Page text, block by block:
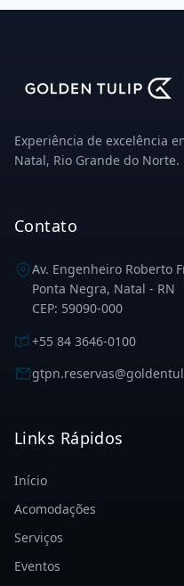
Experiência de excelência
Natal, Rio Grande do
Contato
Av. Engenheiro Roberto
Ponta Negra, Natal - RN
CEP: 59090-000
+55 84 3646-0100
Links Rápidos
Início
Acomodações
Serviços
Eventos